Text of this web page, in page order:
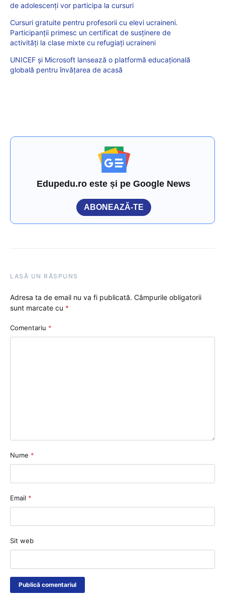
de adolescenți vor participa la cursuri
Cursuri gratuite pentru profesorii cu elevi ucraineni.
Participanții primesc un certificat de susținere de
activități la clase mixte cu refugiați ucraineni
UNICEF și Microsoft lansează o platformă educațională
globală pentru învățarea de acasă
Edupedu.ro este și pe Google News
ABONEAZĂ-TE
LASĂ UN RĂSPUNS
Adresa ta de email nu va fi publicată. Câmpurile obligatorii
sunt marcate cu *
Comentariu *
Nume *
Email *
Sit web